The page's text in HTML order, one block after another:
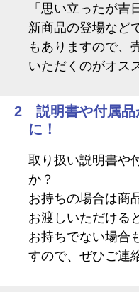
「思い立ったが吉
新商品の登場など
もありますので、
いただくのがオス
2 説明書や付属品
に！
取り扱い説明書や
か？
お持ちの場合は商
お渡しいただける
お持ちでない場合
すので、ぜひご連